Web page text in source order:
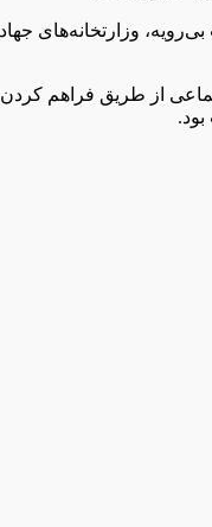
وزارتخانه‌های
از طریق فراهم